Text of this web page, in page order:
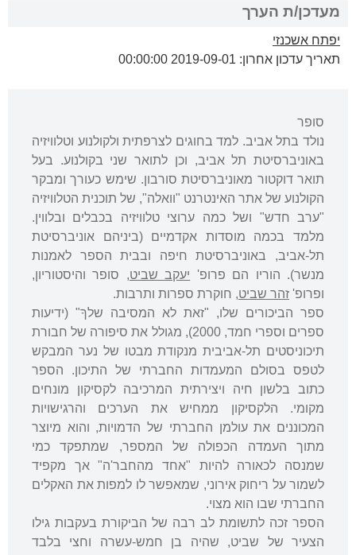
מעדכן/ת הערך
יפתח אשכנזי
תאריך עדכון אחרון: 2019-09-01 00:00:00
סופר
נולד בתל אביב. למד בחוגים לצרפתית ולקולנוע וטלוויזיה
באוניברסיטת תל אביב, וכן לתואר שני בקולנוע. בעל
תואר דוקטור מאוניברסיטת סורבון. שימש כעורך ומבקר
הקולנוע של אתר האינטרנט "וואלה", של תוכנית הטלוויזיה
"ערב חדש" ושל כמה ערוצי טלוויזיה בכבלים ובלווין.
מלמד בכמה מוסדות אקדמיים (ביניהם אוניברסיטת
תל-אביב, באוניברסיטת חיפה ובבית הספר לאמנות
מנשר). הוריו הם פרופ' יעקב שביט, סופר והיסטוריון,
ופרופ' זהר שביט, חוקרת ספרות ותרבות.
ספר הביכורים שלו, "זאת לא המסיבה שלךָ" (ידיעות
ספרים וספרי חמד, 2000), מגולל את סיפורה של חבורת
תיכוניסטים תל-אביבית מנקודת מבטו של נער המבקש
לטפס בסולם המעמדות החברתי של התיכון. הספר
כתוב בלשון חיה ויצירתית המרכיבה לקסיקון מונחים
מקומי. הלקסיקון ממחיש את הערכים והרגישויות
המכוננים את עולמן החברתי של הדמויות, והוא מיוצר
מתוך העמדה הכפולה של המספר, שמתפקד כמי
שמנסה לכאורה להיות "אחד מהחבר'ה" אך מקפיד
לשמור על ריחוק אירוני, שמאפשר לו למפות את האקלים
החברתי שבו הוא מצוי.
הספר זכה לתשומת לב רבה של הביקורת בעקבות גילו
הצעיר של שביט, שהיה בן חמש-עשרה וחצי בלבד